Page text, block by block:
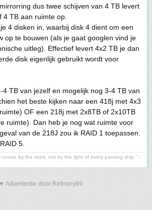
dus twee schijven van 4 TB levert
4 TB aan ruimte op.
4 disken in, waarbij disk 4 dient om een
op te bouwen (als je gaat googlen vind je
uitleg). Effectief levert 4x2 TB je dan
disk eigenlijk gebruikt wordt voor
4 TB van jezelf en mogelijk nog 3-4 TB van
het beste kijken naar een 418j met 4x3
OF een 218j met 2x8TB of 2x10TB
ruimte). Dan heb je nog wat ruimte voor
van de 218J zou ik RAID 1 toepassen.
5.
by the stars, not by the light of every passing ship." -
▼ Advertentie door Refinery89